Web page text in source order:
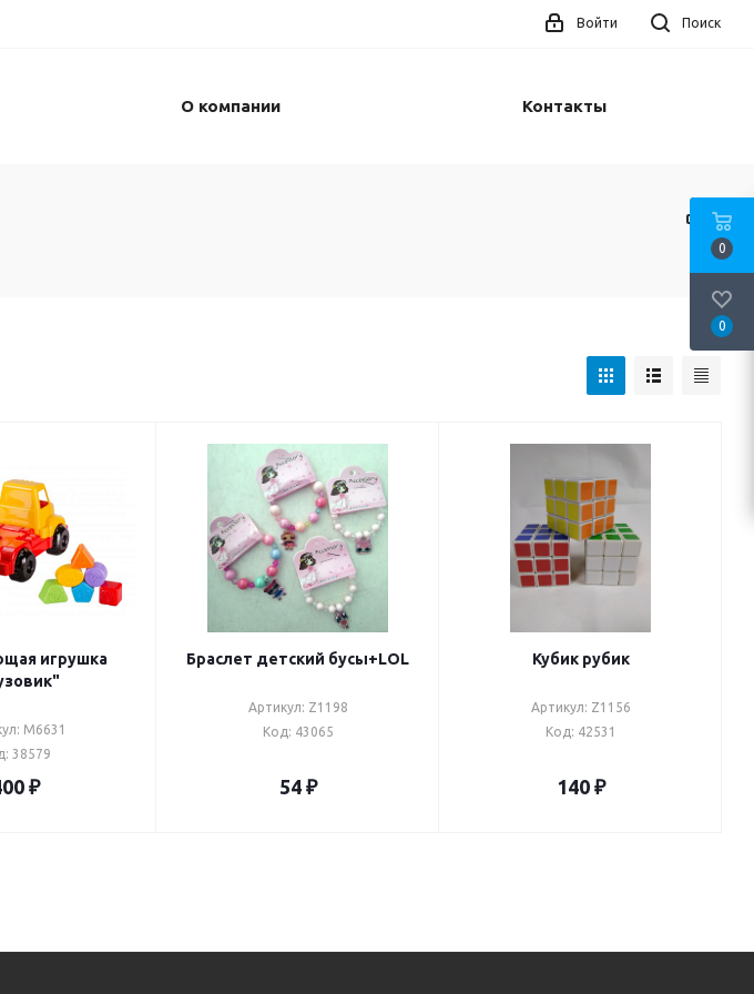
Поиск
Войти
О компании Контакты
игрушка
М6631
38579
₽
Браслет детский бусы+LOL
Артикул: Z1198
Код: 43065
54₽
Кубик рубик
Артикул: Z1156
Код: 42531
140₽
0
0